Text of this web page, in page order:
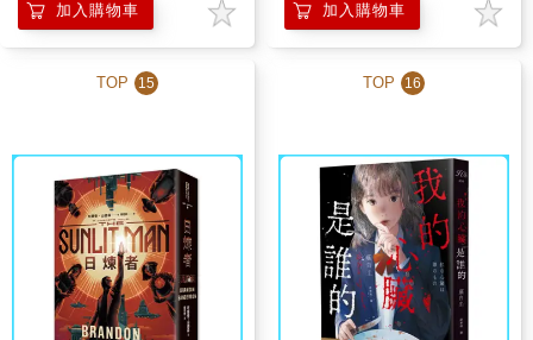
加入購物車 加入購物車
TOP 15 TOP 16